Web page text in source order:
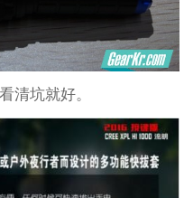
清坑就好。